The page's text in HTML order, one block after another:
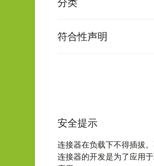
符合性声明
安全提示
连接器在负载下不得插拔
连接器的开发是为了应用